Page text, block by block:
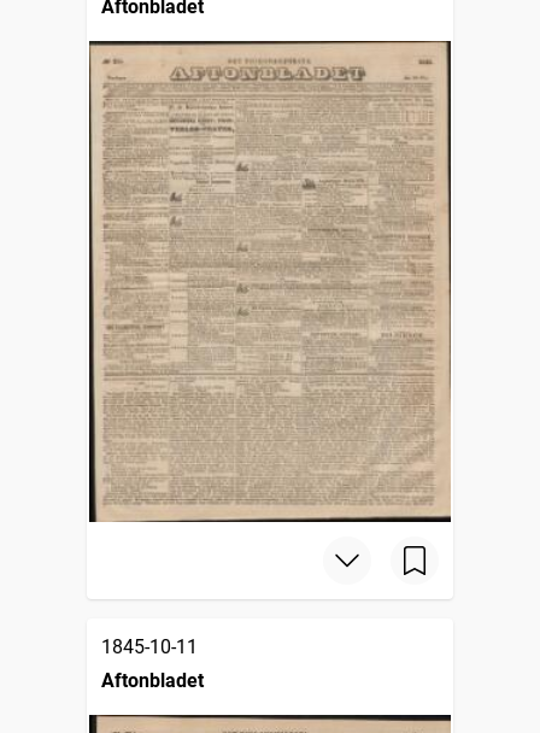
Aftonbladet
1845-10-11
Aftonbladet